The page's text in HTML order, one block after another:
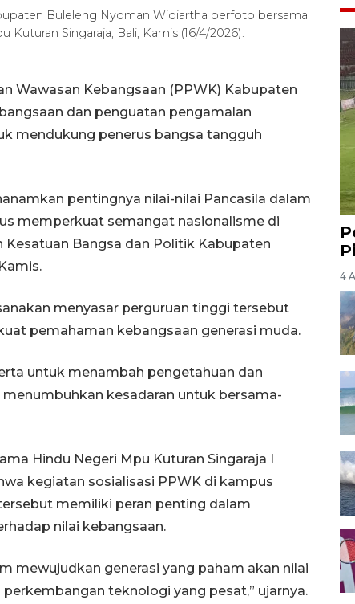
Buleleng Nyoman Widiartha berfoto bersama
Singaraja, Bali, Kamis (16/4/2026).
Wawasan Kebangsaan (PPWK) Kabupaten
dan penguatan pengamalan
mendukung penerus bangsa tangguh
pentingnya nilai-nilai Pancasila dalam
memperkuat semangat nasionalisme di
Bangsa dan Politik Kabupaten
menyasar perguruan tinggi tersebut
pemahaman kebangsaan generasi muda.
untuk menambah pengetahuan dan
kesadaran untuk bersama-
Hindu Negeri Mpu Kuturan Singaraja I
kegiatan sosialisasi PPWK di kampus
memiliki peran penting dalam
nilai kebangsaan.
mewujudkan generasi yang paham akan nilai
teknologi yang pesat,” ujarnya.
4